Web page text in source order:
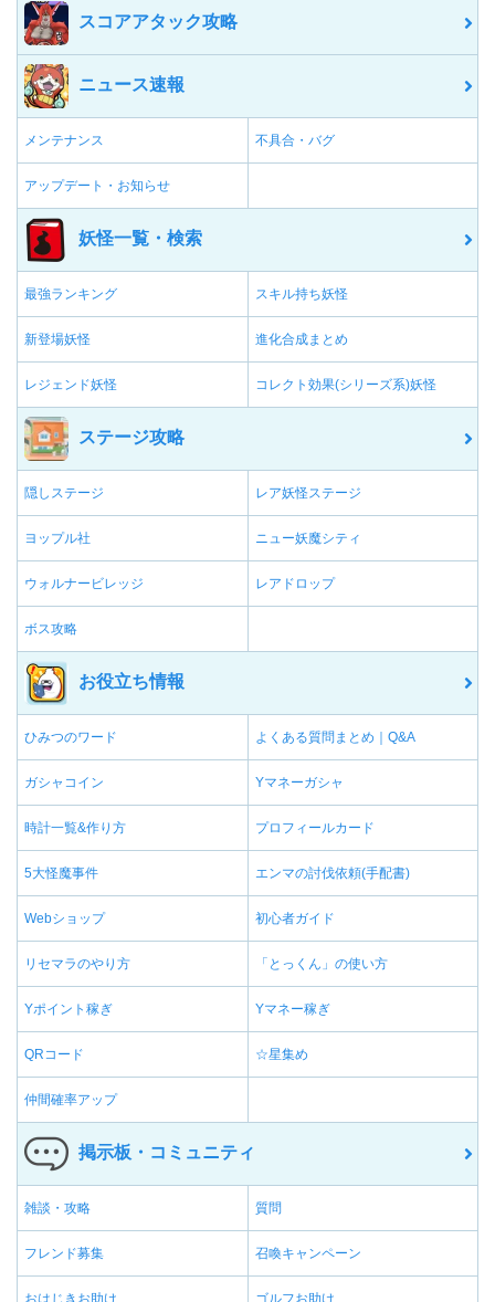
スコアアタック攻略
ニュース速報
メンテナンス 不具合・バグ
アップデート・お知らせ
妖怪一覧・検索
最強ランキング スキル持ち妖怪
新登場妖怪 進化合成まとめ
レジェンド妖怪 コレクト効果(シリーズ系)妖怪
ステージ攻略
隠しステージ レア妖怪ステージ
ヨップル社 ニュー妖魔シティ
ウォルナービレッジ レアドロップ
ボス攻略
お役立ち情報
ひみつのワード よくある質問まとめ｜Q&A
ガシャコイン Yマネーガシャ
時計一覧&作り方 プロフィールカード
5大怪魔事件 エンマの討伐依頼(手配書)
Webショップ 初心者ガイド
リセマラのやり方 「とっくん」の使い方
Yポイント稼ぎ Yマネー稼ぎ
QRコード ☆星集め
仲間確率アップ
掲示板・コミュニティ
雑談・攻略 質問
フレンド募集 召喚キャンペーン
おはじきお助け ゴルフお助け